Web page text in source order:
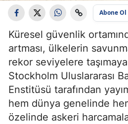
Abone Ol
Küresel güvenlik
artması, ülkelerin
rekor seviyelere
Stockholm Uluslararası
Enstitüsü tarafından
hem dünya genelinde
özelinde askeri